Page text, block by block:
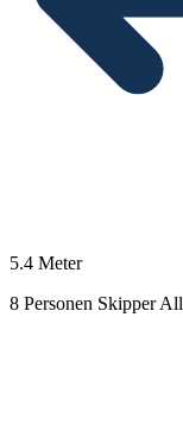
5.4 Meter
8 Personen Skipper